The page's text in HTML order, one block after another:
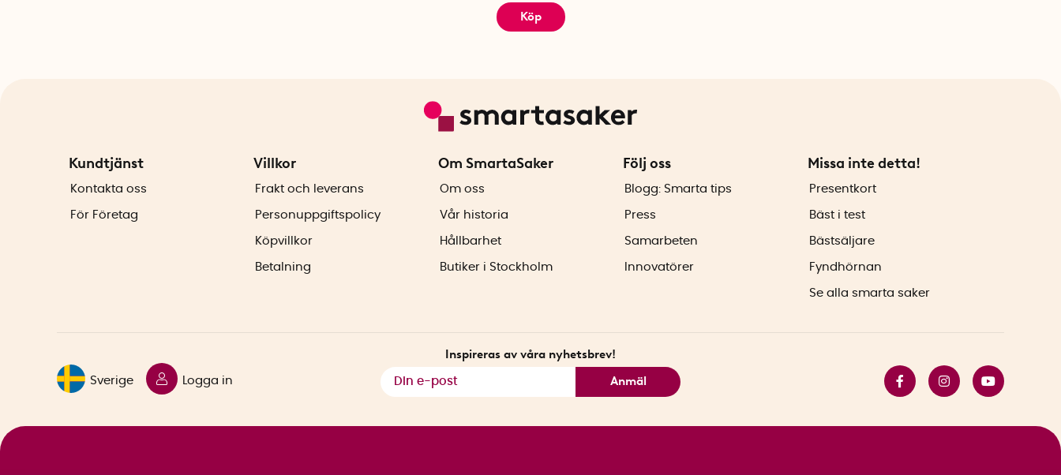
Köp
Kundtjänst
Kontakta oss
För Företag
Villkor
Frakt och leverans
Personuppgiftspolicy
Köpvillkor
Betalning
Om SmartaSaker
Om oss
Vår historia
Hållbarhet
Butiker i Stockholm
Följ oss
Blogg: Smarta tips
Press
Samarbeten
Innovatörer
Missa inte detta!
Presentkort
Bäst i test
Bästsäljare
Fyndhörnan
Se alla smarta saker
Sverige Logga in
Inspireras av våra nyhetsbrev!
Anmäl